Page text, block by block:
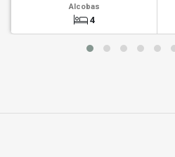
Alcobas
4